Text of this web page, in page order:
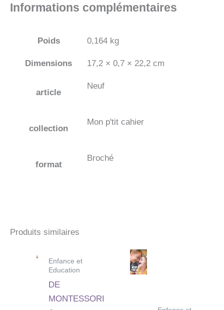
Informations complémentaires
Poids 0,164 kg
Dimensions 17,2 × 0,7 × 22,2 cm
article
Neuf
collection
Mon p'tit cahier
format
Broché
Produits similaires
Enfance et
Education
DE
MONTESSORI